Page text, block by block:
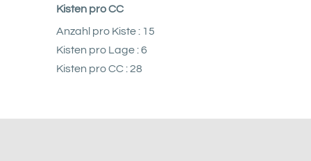
Kisten pro CC
Anzahl pro Kiste : 15
Kisten pro Lage : 6
Kisten pro CC : 28